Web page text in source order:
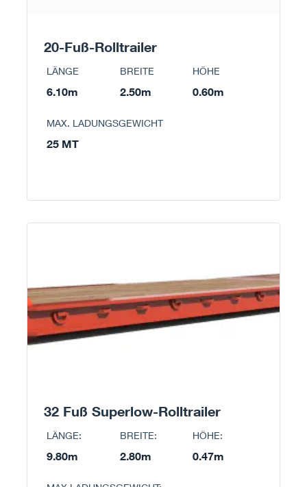
20-Fuß-Rolltrailer
LÄNGE
6.10m
BREITE
2.50m
HÖHE
0.60m
MAX. LADUNGSGEWICHT
25 MT
32 Fuß Superlow-Rolltrailer
LÄNGE:
9.80m
BREITE:
2.80m
HÖHE:
0.47m